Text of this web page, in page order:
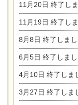
11月20日 終了しました
11月19日 終了しました）11/
8月8日 終了しました）
6月5日 終了しまし
4月10日 終了しました
3月27日 終了しました）3／